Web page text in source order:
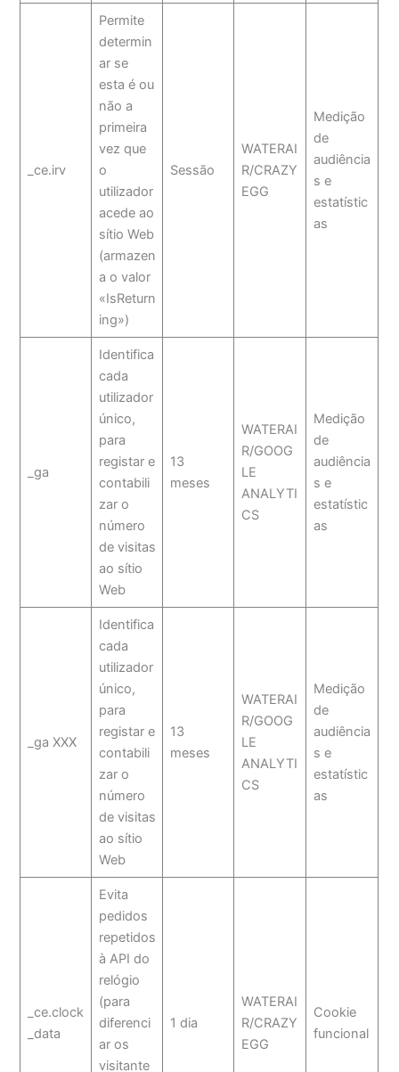
_ce.irv
Permite
determin
ar se
esta é ou
não a
primeira
vez que
o
utilizador
acede ao
sítio Web
(armazen
a o valor
«IsReturn
ing»)
Sessão
WATERAI
R/CRAZY
EGG
Medição
de
audiência
s e
estatístic
as
_ga
Identifica
cada
utilizador
único,
para
registar e
contabili
zar o
número
de visitas
ao sítio
Web
13
meses
WATERAI
R/GOOG
LE
ANALYTI
CS
Medição
de
audiência
s e
estatístic
as
_ga XXX
Identifica
cada
utilizador
único,
para
registar e
contabili
zar o
número
de visitas
ao sítio
Web
13
meses
WATERAI
R/GOOG
LE
ANALYTI
CS
Medição
de
audiência
s e
estatístic
as
_ce.clock
_data
Evita
pedidos
repetidos
à API do
relógio
(para
diferenci
ar os
visitante
1 dia
WATERAI
R/CRAZY
EGG
Cookie
funcional